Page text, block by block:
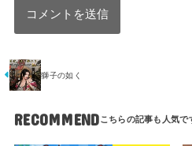
獅子の如く
RECOMMEND